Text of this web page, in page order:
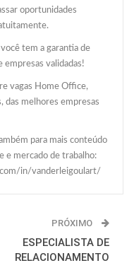
oportunidades
tem a garantia de
empresas validadas!
vagas Home Office,
das melhores empresas
para mais conteúdo
e mercado de trabalho:
in/vanderleigoulart/
PRÓXIMO
ESPECIALISTA DE
RELACIONAMENTO